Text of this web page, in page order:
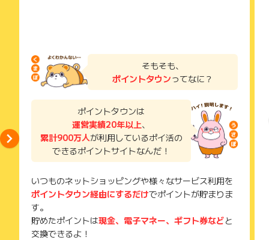
了などのメールは、ポイント獲得するまで必ず保管してくださ
獲得待ち・獲得失敗の状態でお問い合わせされる際に、該当の
メールを送っていただく場合がございます。
そのため、紛失・破棄された場合は対応いたしかねますので、
ご注意ください。
(※) SafariやChromeなどwebサイトを表示するアプリのこと
2)現物取引手数料無料キャンペーン※期間限定
キャンペーン期間中、新規に証券口座開設をされた方の現物取
引手数料が開設日の翌営業日から40営業日無料！
期間中は何度取引をしても無料！通常手数料も定額プランなら
キャンペーン期間：2026年3月13日(金)～2026年9月30日(水)
※キャンペーン期間中に口座開設を完了した方が対象です(申込
から完了までに１週間程度かかる場合がございますのでご注意
ください)。
※再開設のお客様は対象外となります。
※端株/コール注文/強制決済等による売買は対象外となります。
※無料期間は口座開設日の翌営業日から40営業日です。
※何らかの要因によりログインができなかった期間も、無料期間
そもそも、
ポイントタウンってなに？
ポイントタウンは
運営実績20年以上、
累計900万人が利用しているポイ活の
できるポイントサイトなんだ！
いつものネットショッピングや様々なサービス利用を
ポイントタウン経由にするだけでポイントが貯まりま
す。
貯めたポイントは現金、電子マネー、ギフト券などと
交換できるよ！